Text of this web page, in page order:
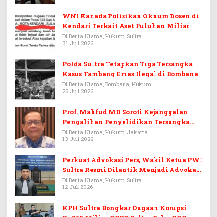
WNI Kanada Polisikan Oknum Dosen di
Kendari Terkait Aset Puluhan Miliar
Di Berita Utama, Hukum, Sultra
31 Juli 2026
Polda Sultra Tetapkan Tiga Tersangka
Kasus Tambang Emas Ilegal di Bombana
Di Berita Utama, Bombana, Hukum
26 Juli 2026
Prof. Mahfud MD Soroti Kejanggalan
Pengalihan Penyelidikan Tersangka
Febrie Adriansyah
Di Berita Utama, Hukum, Jakarta
13 Juli 2026
Perkuat Advokasi Pers, Wakil Ketua PWI
Sultra Resmi Dilantik Menjadi Advokat
PERADI
Di Berita Utama, Hukum, Sultra
12 Juli 2026
KPH Sultra Bongkar Dugaan Korupsi